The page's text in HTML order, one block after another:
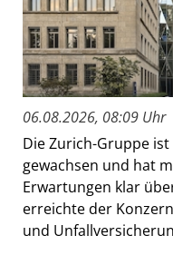
06.08.2026, 08:09 Uhr
Die Zurich-Gruppe
gewachsen und hat
Erwartungen klar
erreichte der
und